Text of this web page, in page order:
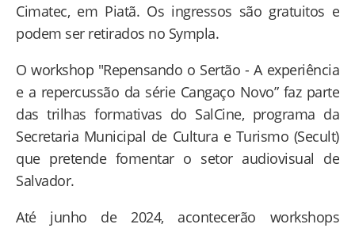
Cimatec, em Piatã. Os ingressos são gratuitos e
podem ser retirados no Sympla.
O workshop "Repensando o Sertão - A experiência
e a repercussão da série Cangaço Novo” faz parte
das trilhas formativas do SalCine, programa da
Secretaria Municipal de Cultura e Turismo (Secult)
que pretende fomentar o setor audiovisual de
Salvador.
Até junho de 2024, acontecerão workshops